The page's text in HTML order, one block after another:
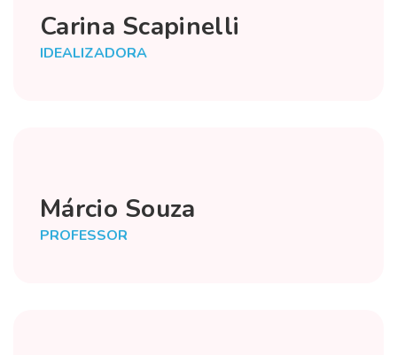
Carina Scapinelli
IDEALIZADORA
Márcio Souza
PROFESSOR